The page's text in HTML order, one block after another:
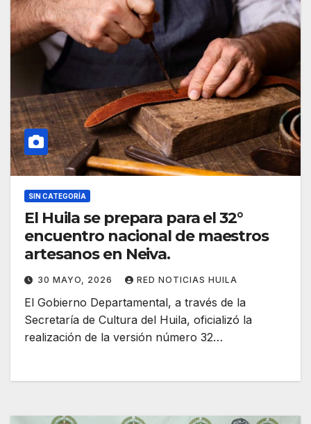
SIN CATEGORÍA
El Huila se prepara para el 32°
encuentro nacional de maestros
artesanos en Neiva.
30 MAYO, 2026 RED NOTICIAS HUILA
El Gobierno Departamental, a través de la
Secretaría de Cultura del Huila, oficializó la
realización de la versión número 32…